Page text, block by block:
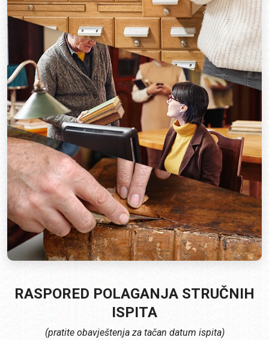
RASPORED POLAGANJA STRUČNIH
ISPITA
(pratite obavještenja za tačan datum ispita)